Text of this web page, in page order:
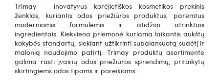
Trimay – inovatyvus korėjietiškos kosmetikos prekinis
ženklas, kuriantis odos priežiūros produktus, paremtus
moderniomis formulėmis ir atidžiai atrinktais
ingredientais. Kiekviena priemonė kuriama laikantis aukštų
kokybės standartų, siekiant užtikrinti subalansuotą sudėtį ir
malonią naudojimo patirtį. Trimay produktų asortimente
galima rasti įvairių odos priežiūros sprendimų, pritaikytų
skirtingiems odos tipams ir poreikiams.